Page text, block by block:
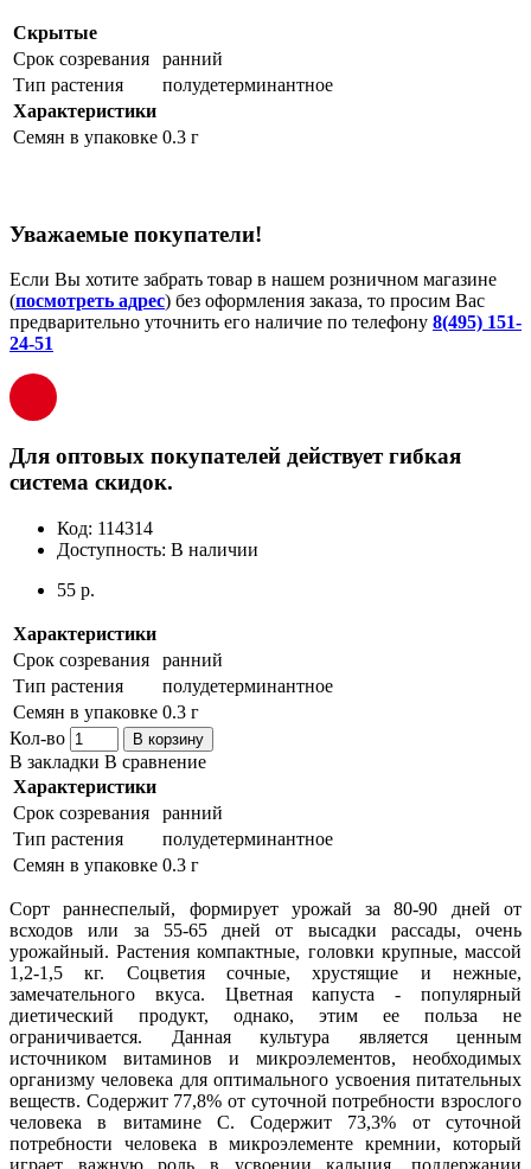
Скрытые
Срок созревания
ранний
Тип растения
полудетерминантное
Характеристики
Семян в упаковке 0.3 г
Уважаемые покупатели!
Если Вы хотите забрать товар в нашем розничном магазине
(посмотреть адрес) без оформления заказа, то просим Вас
предварительно уточнить его наличие по телефону 8(495) 151-
24-51
Для оптовых покупателей действует гибкая
система скидок.
Код: 114314
Доступность: В наличии
55 р.
Характеристики
Срок созревания
ранний
Тип растения
полудетерминантное
Семян в упаковке 0.3 г
Кол-во
В корзину
В закладки В сравнение
Характеристики
Срок созревания
ранний
Тип растения
полудетерминантное
Семян в упаковке 0.3 г
Сорт раннеспелый, формирует урожай за 80-90 дней от
всходов или за 55-65 дней от высадки рассады, очень
урожайный. Растения компактные, головки крупные, массой
1,2-1,5 кг. Соцветия сочные, хрустящие и нежные,
замечательного вкуса. Цветная капуста - популярный
диетический продукт, однако, этим ее польза не
ограничивается. Данная культура является ценным
источником витаминов и микроэлементов, необходимых
организму человека для оптимального усвоения питательных
веществ. Содержит 77,8% от суточной потребности взрослого
человека в витамине С. Содержит 73,3% от суточной
потребности человека в микроэлементе кремнии, который
играет важную роль в усвоении кальция, поддержании